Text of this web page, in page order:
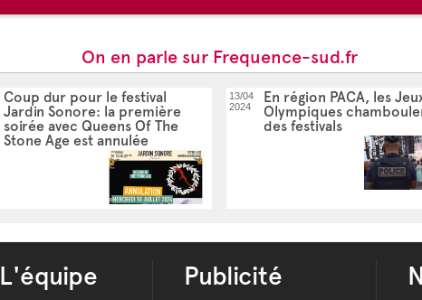
On en parle sur Frequence-sud.fr
Coup dur pour le festival
Jardin Sonore: la première
soirée avec Queens Of The
Stone Age est annulée
13/04
2024
En région PACA, les
Olympiques
des festivals
L'équipe Publicité